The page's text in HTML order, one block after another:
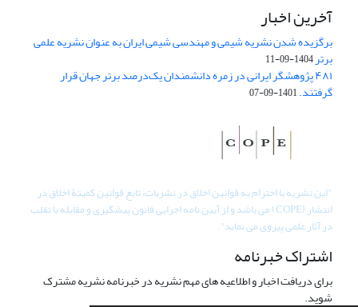
آخرین اخبار
برگزیده شدن نشریه شیمی و مهندسی شیمی ایران به عنوان نشریه علمی
برتر1404-09-11
۴۸۱ پژوهشگر ایرانی در زمره دانشمندان یک‌درصد برتر جهان قرار
گرفتند.1401-09-07
"این نشریه با احترام به قوانین اخلاق در نشریات، تابع قوانین کمیتۀ اخلاق در
انتشار (COPE) می باشد و از آیین نامه اجرایی قانون پیشگیری و مقابله با تقلب
در آثار علمی پیروی می نماید".
اشتراک خبرنامه
برای دریافت اخبار و اطلاعیه های مهم نشریه در خبرنامه نشریه مشترک
شوید.